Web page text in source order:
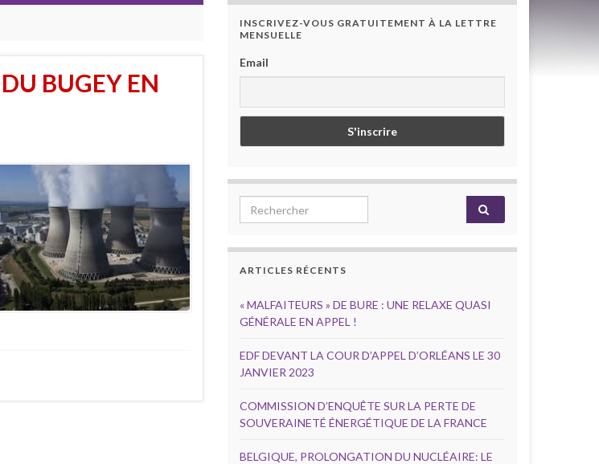
BUGEY EN
INSCRIVEZ-VOUS GRATUITEMENT À LA LETTRE
MENSUELLE
Email
Search for:
ARTICLES RÉCENTS
« MALFAITEURS » DE BURE : UNE RELAXE QUASI
GÉNÉRALE EN APPEL !
EDF DEVANT LA COUR D’APPEL D’ORLÉANS LE 30
JANVIER 2023
COMMISSION D’ENQUÊTE SUR LA PERTE DE
SOUVERAINETÉ ÉNERGÉTIQUE DE LA FRANCE
BELGIQUE, PROLONGATION DU NUCLÉAIRE: LE